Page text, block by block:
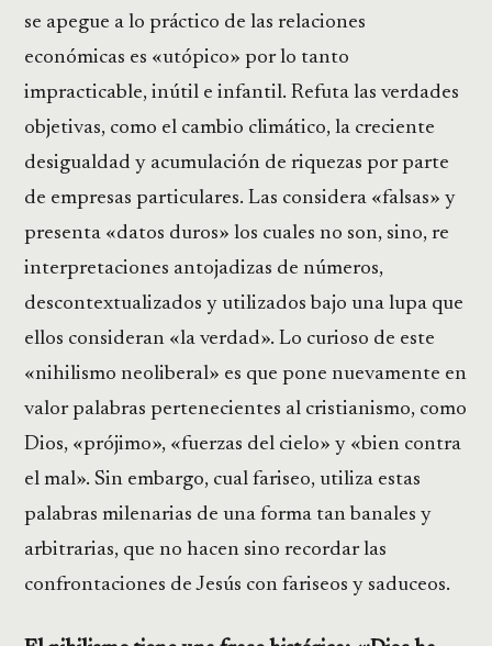
se apegue a lo práctico de las relaciones
económicas es «utópico» por lo tanto
impracticable, inútil e infantil. Refuta las verdades
objetivas, como el cambio climático, la creciente
desigualdad y acumulación de riquezas por parte
de empresas particulares. Las considera «falsas» y
presenta «datos duros» los cuales no son, sino, re
interpretaciones antojadizas de números,
descontextualizados y utilizados bajo una lupa que
ellos consideran «la verdad». Lo curioso de este
«nihilismo neoliberal» es que pone nuevamente en
valor palabras pertenecientes al cristianismo, como
Dios, «prójimo», «fuerzas del cielo» y «bien contra
el mal». Sin embargo, cual fariseo, utiliza estas
palabras milenarias de una forma tan banales y
arbitrarias, que no hacen sino recordar las
confrontaciones de Jesús con fariseos y saduceos.